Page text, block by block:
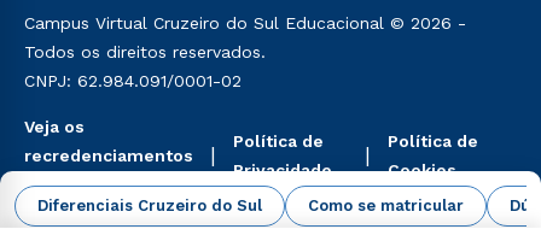
Diferenciais Cruzeiro do Sul Como se matricular
mencionadas são referentes aos cursos: Ensino
Religioso, Geografia para a Docência e Metodologia
do Ensino de História: Questões Atuais.
Campus Virtual Cruzeiro do Sul Educacional © 2026 -
Todos os direitos reservados.
CNPJ: 62.984.091/0001-02
Veja os
recredenciamentos
aqui
Política de
Privacidade
Política de
Cookies